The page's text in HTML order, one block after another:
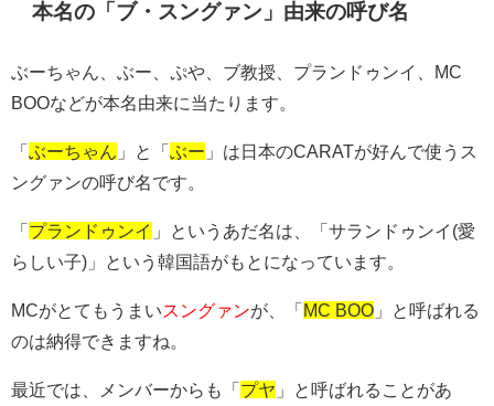
本名の「ブ・スングァン」由来の呼び名
ぶーちゃん、ぶー、ぷや、ブ教授、プランドゥンイ、MC
BOOなどが本名由来に当たります。
「 ぶーちゃん 」と「 ぶー 」は日本のCARATが好んで使うス
ングァンの呼び名です。
「 プランドゥンイ 」というあだ名は、「サランドゥンイ(愛
らしい子)」という韓国語がもとになっています。
MCがとてもうまいスングァンが、「 MC BOO 」と呼ばれる
のは納得できますね。
最近では、メンバーからも「 プヤ 」と呼ばれることがあ